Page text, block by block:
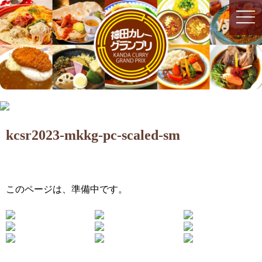
kcsr2023-mkkg-pc-scaled-sm
このページは、準備中です。